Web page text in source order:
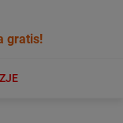
gratis!